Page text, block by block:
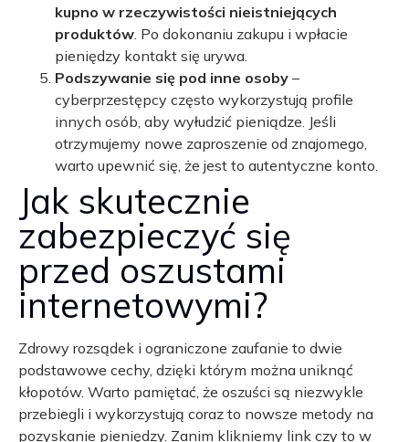
kupno w rzeczywistości nieistniejących
produktów. Po dokonaniu zakupu i wpłacie
pieniędzy kontakt się urywa.
Podszywanie się pod inne osoby –
cyberprzestępcy często wykorzystują profile
innych osób, aby wyłudzić pieniądze. Jeśli
otrzymujemy nowe zaproszenie od znajomego,
warto upewnić się, że jest to autentyczne konto.
Jak skutecznie
zabezpieczyć się
przed oszustami
internetowymi?
Zdrowy rozsądek i ograniczone zaufanie to dwie
podstawowe cechy, dzięki którym można uniknąć
kłopotów. Warto pamiętać, że oszuści są niezwykle
przebiegli i wykorzystują coraz to nowsze metody na
pozyskanie pieniędzy. Zanim klikniemy link czy to w